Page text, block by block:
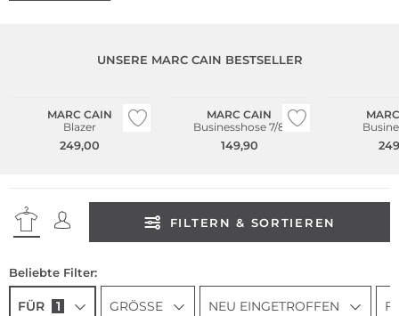
UNSERE MARC CAIN BESTSELLER
MARC CAIN
Blazer
249,00
MARC CAIN
Businesshose 7/8
149,90
FILTERN & SORTIEREN
Beliebte Filter:
FÜR 1 GRÖSSE NEU EINGETROFFEN